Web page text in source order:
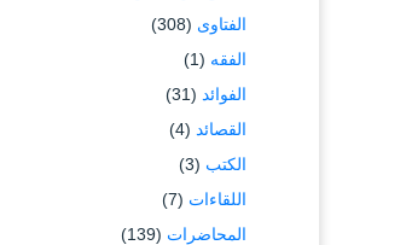
الفتاوى (308)
الفقه (1)
الفوائد (31)
القصائد (4)
الكتب (3)
اللقاءات (7)
المحاضرات (139)